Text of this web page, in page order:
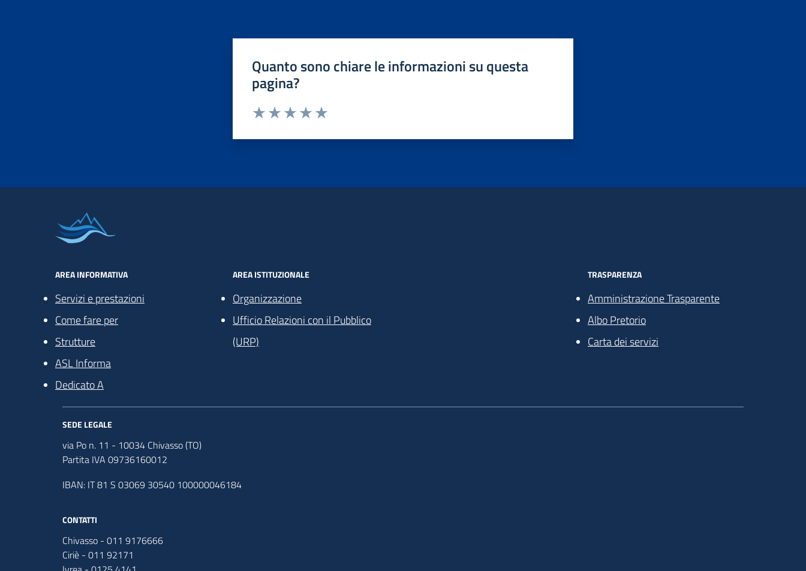
Quanto sono chiare le informazioni su questa
pagina?
Valuta da 1 a 5 stelle la pagina
AREA INFORMATIVA
Servizi e prestazioni
Come fare per
Strutture
ASL Informa
Dedicato A
AREA ISTITUZIONALE
Organizzazione
Ufficio Relazioni con il Pubblico
(URP)
TRASPARENZA
Amministrazione Trasparente
Albo Pretorio
Carta dei servizi
SEDE LEGALE
via Po n. 11 - 10034 Chivasso (TO)
Partita IVA 09736160012
IBAN: IT 81 S 03069 30540 100000046184
CONTATTI
Chivasso - 011 9176666
Ciriè - 011 92171